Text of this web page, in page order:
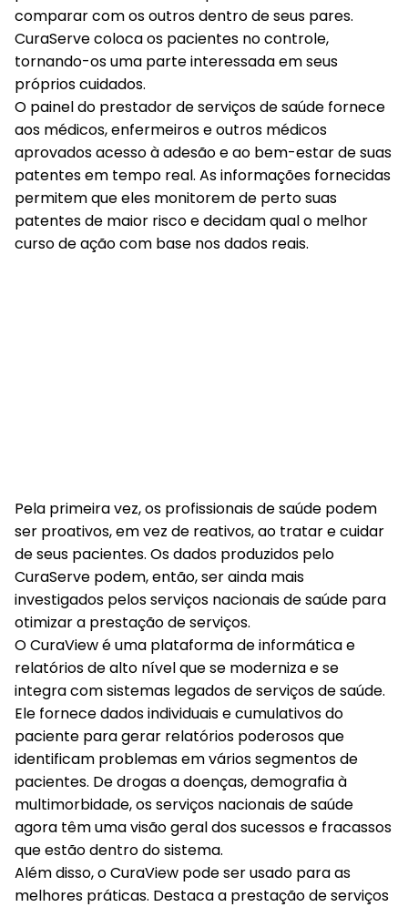
comparar com os outros dentro de seus pares.
CuraServe coloca os pacientes no controle,
tornando-os uma parte interessada em seus
próprios cuidados.
O painel do prestador de serviços de saúde fornece
aos médicos, enfermeiros e outros médicos
aprovados acesso à adesão e ao bem-estar de suas
patentes em tempo real. As informações fornecidas
permitem que eles monitorem de perto suas
patentes de maior risco e decidam qual o melhor
curso de ação com base nos dados reais.
Pela primeira vez, os profissionais de saúde podem
ser proativos, em vez de reativos, ao tratar e cuidar
de seus pacientes. Os dados produzidos pelo
CuraServe podem, então, ser ainda mais
investigados pelos serviços nacionais de saúde para
otimizar a prestação de serviços.
O CuraView é uma plataforma de informática e
relatórios de alto nível que se moderniza e se
integra com sistemas legados de serviços de saúde.
Ele fornece dados individuais e cumulativos do
paciente para gerar relatórios poderosos que
identificam problemas em vários segmentos de
pacientes. De drogas a doenças, demografia à
multimorbidade, os serviços nacionais de saúde
agora têm uma visão geral dos sucessos e fracassos
que estão dentro do sistema.
Além disso, o CuraView pode ser usado para as
melhores práticas. Destaca a prestação de serviços